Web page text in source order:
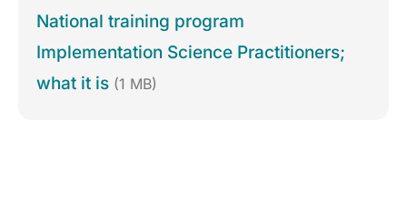
National training program
Implementation Science Practitioners;
what it is (1 MB)